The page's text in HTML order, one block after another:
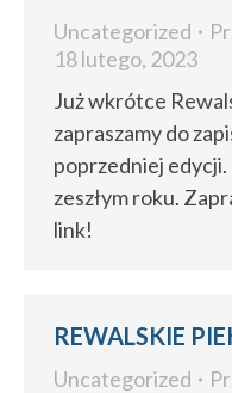
Uncategorized
18 lutego, 2023
Już wkrótce
zapraszamy do
poprzedniej edycji.
zeszłym roku.
link!
REWALSKIE
Uncategorized